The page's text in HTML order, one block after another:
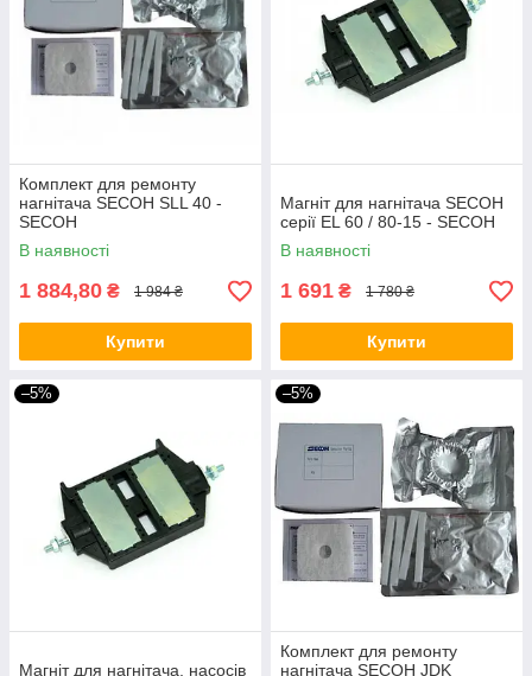
Комплект для ремонту
нагнітача SECOH SLL 40 -
SECOH
В наявності
1 884,80 ₴ 1 984 ₴
Купити
Магніт для нагнітача SECOH
серії EL 60 / 80-15 - SECOH
В наявності
1 691 ₴ 1 780 ₴
Купити
–5%
Магніт для нагнітача, насосів
–5%
Комплект для ремонту
нагнітача SECOH JDK